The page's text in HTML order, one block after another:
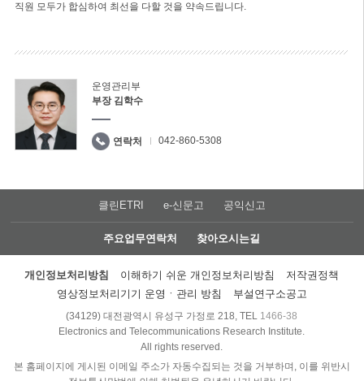
직원 모두가 합심하여 최선을 다할 것을 약속드립니다.
운영관리부
부장 김학수
연락처 042-860-5308
클린ETRI e-신문고 공익신고
주요업무연락처 찾아오시는길
개인정보처리방침 이해하기 쉬운 개인정보처리방침
저작권정책
영상정보처리기기 운영ㆍ관리 방침
부설연구소공고
(34129) 대전광역시 유성구 가정로 218, TEL 1466-38
Electronics and Telecommunications Research Institute.
All rights reserved.
본 홈페이지에 게시된 이메일 주소가 자동수집되는 것을 거부하며, 이를 위반시